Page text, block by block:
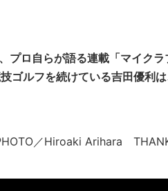
プロ自らが語る連載「マイク
ゴルフを続けている吉田優利
／Hiroaki Arihara